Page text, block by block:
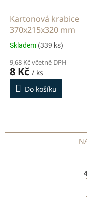
Kartonová krabice
370x215x320 mm
Skladem (339 ks)
9,68 Kč včetně DPH
8 Kč / ks
Do košíku